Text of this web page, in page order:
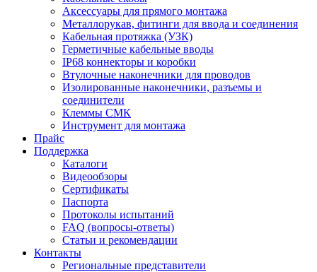
Аксессуары для прямого монтажа
Металлорукав, фитинги для ввода и соединения
Кабельная протяжка (УЗК)
Герметичные кабельные вводы
IP68 коннекторы и коробки
Втулочные наконечники для проводов
Изолированные наконечники, разъемы и
соединители
Клеммы СМК
Инструмент для монтажа
Прайс
Поддержка
Каталоги
Видеообзоры
Сертификаты
Паспорта
Протоколы испытаний
FAQ (вопросы-ответы)
Статьи и рекомендации
Контакты
Региональные представители